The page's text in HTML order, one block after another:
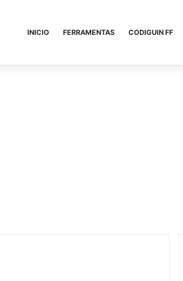
INICIO FERRAMENTAS CODIGUIN FF